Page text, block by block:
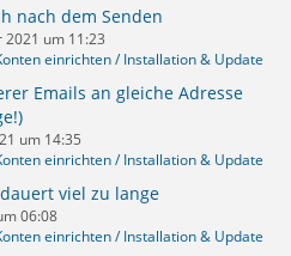
nach dem Senden
2021 um 11:23
einrichten / Installation & Update
Emails an gleiche Adresse
um 14:35
einrichten / Installation & Update
viel zu lange
06:08
einrichten / Installation & Update